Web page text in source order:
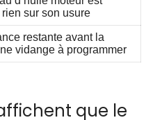
rien sur son usure
restante avant la
vidange à programmer
que le